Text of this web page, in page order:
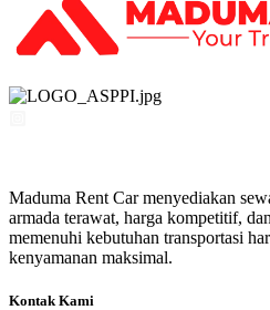
Maduma Rent Car menyediakan
armada terawat, harga kompetitif,
memenuhi kebutuhan transportasi
kenyamanan maksimal.
Kontak Kami